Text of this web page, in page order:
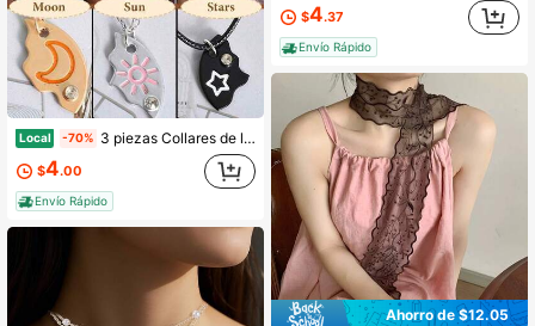
Local -70% 3 piezas Collares de la mejor amistad para 3, Collares con colgante de rompecabezas de sol, estrella y luna a juego, Joyería de tres amigas para siempre, Regalos para mujeres, hombres y aniversarios
$4.00
Envío Rápido
$4.37
Envío Rápido
Ahorro de $12.05